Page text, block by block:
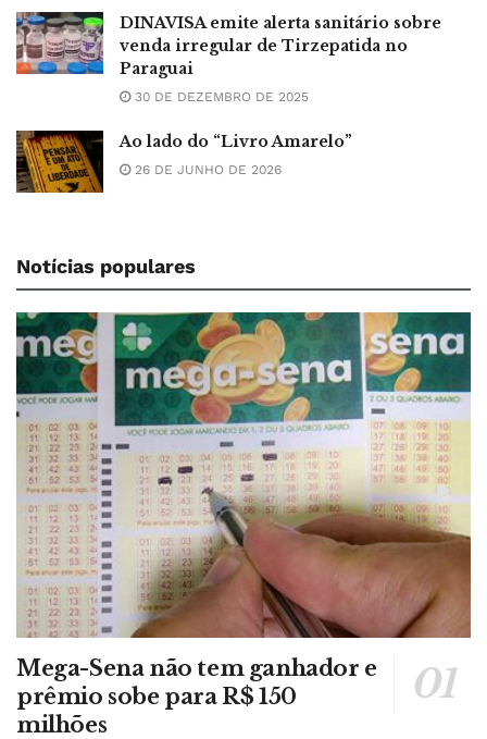
DINAVISA emite alerta sanitário sobre
venda irregular de Tirzepatida no
Paraguai
30 DE DEZEMBRO DE 2025
Ao lado do “Livro Amarelo”
26 DE JUNHO DE 2026
Notícias populares
Mega-Sena não tem ganhador e
prêmio sobe para R$ 150
milhões